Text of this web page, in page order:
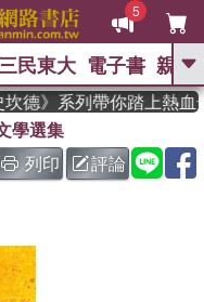
5
GO
圭吾 、
一群喵、 國際布克獎 臺灣
方念華 、 台灣的李登輝時
民東大 電子書 親子
》系列帶你踏上熱血
學選集
列印
評論